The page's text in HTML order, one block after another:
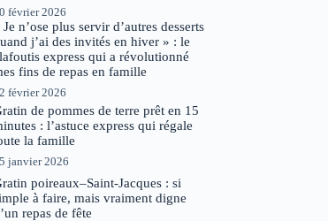
février 2026
Je n’ose plus servir d’autres desserts
j’ai des invités en hiver » : le
express qui a révolutionné
fins de repas en famille
février 2026
de pommes de terre prêt en 15
: l’astuce express qui régale
la famille
janvier 2026
poireaux–Saint-Jacques : si
à faire, mais vraiment digne
repas de fête